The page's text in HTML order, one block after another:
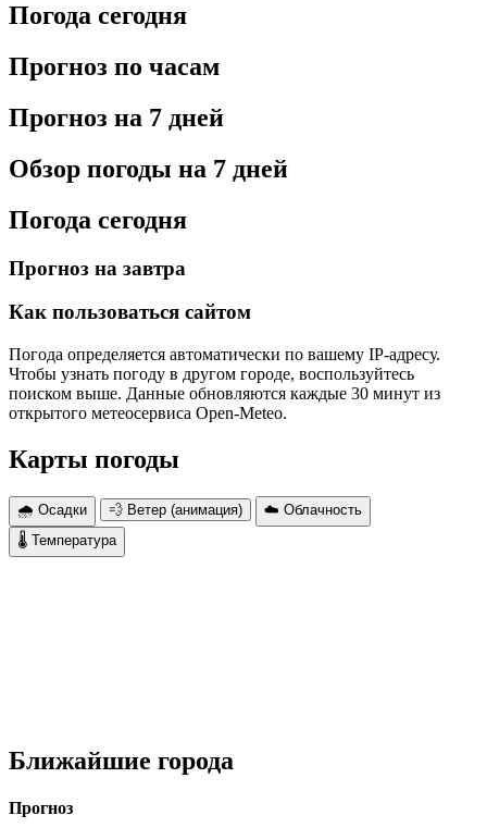
Погода сегодня
Прогноз по часам
Прогноз на 7 дней
Обзор погоды на 7 дней
Погода сегодня
Прогноз на завтра
Как пользоваться сайтом
Погода определяется автоматически по вашему IP-адресу.
Чтобы узнать погоду в другом городе, воспользуйтесь
поиском выше. Данные обновляются каждые 30 минут из
открытого метеосервиса Open-Meteo.
Карты погоды
🌧 Осадки 💨 Ветер (анимация)
☁️ Облачность
🌡 Температура
Ближайшие города
Прогноз